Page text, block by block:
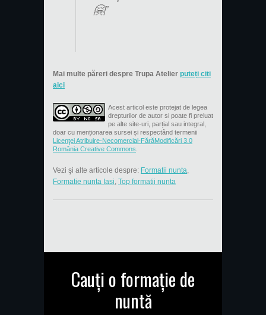
🤗”
Mai multe păreri despre Trupa Atelier puteți citi
aici
Acest articol este protejat de legea
drepturilor de autor si poate fi preluat
pe alte site-uri, parțial sau integral,
doar cu menționarea sursei și respectând termenii
Licenţei Atribuire-Necomercial-FărăModificări 3.0
România Creative Commons
Vezi şi alte articole despre: Formatii nunta,
Formatie nunta Iasi, Top formatii nunta
Cauți o formație de
nuntă